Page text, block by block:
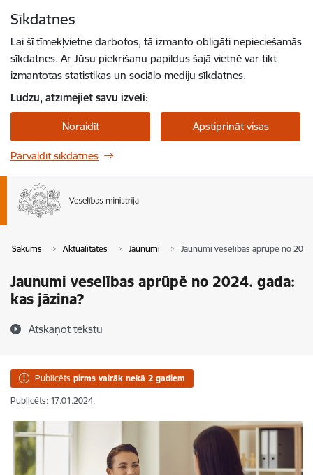
Sīkdatnes
Lai šī tīmekļvietne darbotos, tā izmanto obligāti nepieciešamās
sīkdatnes. Ar Jūsu piekrišanu papildus šajā vietnē var tikt
izmantotas statistikas un sociālo mediju sīkdatnes.
Lūdzu, atzīmējiet savu izvēli:
Noraidīt Apstiprināt visas
Pārvaldīt sīkdatnes
Sākums Aktualitātes Jaunumi Jaunumi veselības aprūpē no
Jaunumi veselības aprūpē no 2024. gada:
kas jāzina?
Atskaņot tekstu
Publicēts pirms vairāk nekā 2 gadiem
Publicēts: 17.01.2024.